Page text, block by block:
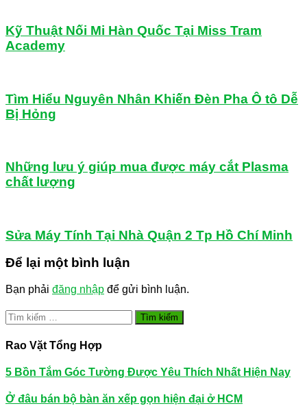
Kỹ Thuật Nối Mi Hàn Quốc Tại Miss Tram
Academy
Tìm Hiểu Nguyên Nhân Khiến Đèn Pha Ô tô Dễ
Bị Hỏng
Những lưu ý giúp mua được máy cắt Plasma
chất lượng
Sửa Máy Tính Tại Nhà Quận 2 Tp Hồ Chí Minh
Để lại một bình luận
Bạn phải đăng nhập để gửi bình luận.
Tìm
kiếm
cho:
Rao Vặt Tổng Hợp
5 Bồn Tắm Góc Tường Được Yêu Thích Nhất Hiện Nay
Ở đâu bán bộ bàn ăn xếp gọn hiện đại ở HCM